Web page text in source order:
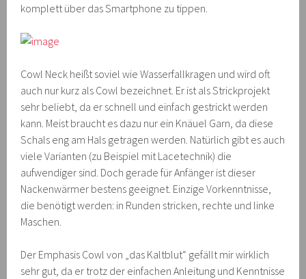
komplett über das Smartphone zu tippen.
Cowl Neck heißt soviel wie Wasserfallkragen und wird oft
auch nur kurz als Cowl bezeichnet. Er ist als Strickprojekt
sehr beliebt, da er schnell und einfach gestrickt werden
kann. Meist braucht es dazu nur ein Knäuel Garn, da diese
Schals eng am Hals getragen werden. Natürlich gibt es auch
viele Varianten (zu Beispiel mit Lacetechnik) die
aufwendiger sind. Doch gerade für Anfänger ist dieser
Nackenwärmer bestens geeignet. Einzige Vorkenntnisse,
die benötigt werden: in Runden stricken, rechte und linke
Maschen.
Der Emphasis Cowl von „das Kaltblut“ gefällt mir wirklich
sehr gut, da er trotz der einfachen Anleitung und Kenntnisse